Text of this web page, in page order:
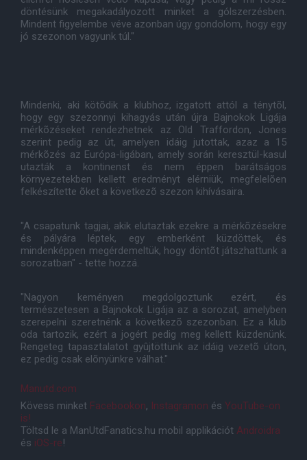
döntésünk megakadályozott minket a gólszerzésben.
Mindent figyelembe véve azonban úgy gondolom, hogy egy
jó szezonon vagyunk túl."
Mindenki, aki kötõdik a klubhoz, izgatott attól a ténytõl,
hogy egy szezonnyi kihagyás után újra Bajnokok Ligája
mérkõzéseket rendezhetnek az Old Traffordon, Jones
szerint pedig az út, amelyen idáig jutottak, azaz a 15
mérkõzés az Európa-ligában, amely során keresztül-kasul
utazták a kontinenst és nem éppen barátságos
környezetekben kellett eredményt elérniük, megfelelõen
felkészítette õket a következõ szezon kihívásaira.
"A csapatunk tagjai, akik elutaztak ezekre a mérkõzésekre
és pályára léptek, egy emberként küzdöttek, és
mindenképpen megérdemeltük, hogy döntõt játszhattunk a
sorozatban" - tette hozzá.
"Nagyon keményen megdolgoztunk ezért, és
természetesen a Bajnokok Ligája az a sorozat, amelyben
szerepelni szeretnénk a következõ szezonban. Ez a klub
oda tartozik, ezért a jogért pedig meg kellett küzdenünk.
Rengeteg tapasztalatot gyûjtöttünk az idáig vezetõ úton,
ez pedig csak elõnyünkre válhat."
Manutd.com
Kövess minket Facebookon, Instagramon és YouTube-on
is!
Töltsd le a ManUtdFanatics.hu mobil applikációt Androidra
és iOS-re!